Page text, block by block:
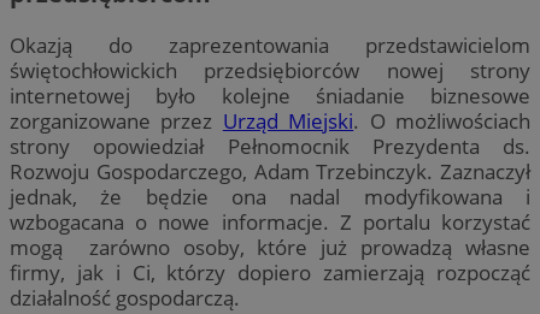
Okazją do zaprezentowania przedstawicielom
świętochłowickich przedsiębiorców nowej strony
internetowej było kolejne śniadanie biznesowe
zorganizowane przez Urząd Miejski. O możliwościach
strony opowiedział Pełnomocnik Prezydenta ds.
Rozwoju Gospodarczego, Adam Trzebinczyk. Zaznaczył
jednak, że będzie ona nadal modyfikowana i
wzbogacana o nowe informacje. Z portalu korzystać
mogą zarówno osoby, które już prowadzą własne
firmy, jak i Ci, którzy dopiero zamierzają rozpocząć
działalność gospodarczą.